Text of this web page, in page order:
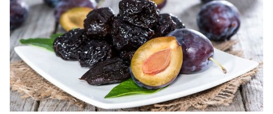
Video
Test